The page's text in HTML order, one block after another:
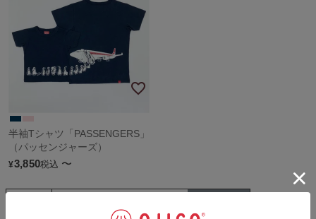
半袖Tシャツ「PASSENGERS」
（パッセンジャーズ）
¥3,850税込 〜